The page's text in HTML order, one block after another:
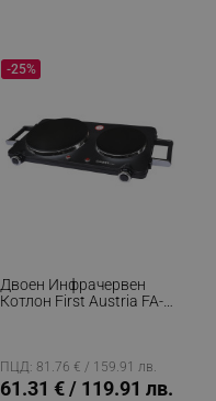
Двоен Инфрачервен
Котлон First Austria FA-
-25%
ПЦД: 81.76 € / 159.91 лв.
61.31 € / 119.91 лв.